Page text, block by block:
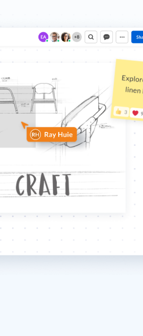
trabajo complejos e impulsar
resultados de alto impacto.
Más información